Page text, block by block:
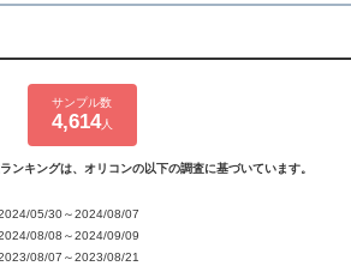
サンプル数
4,614人
ンキングは、オリコンの以下の調査に基づいています。
05/30～2024/08/07
08/08～2024/09/09
08/07～2023/08/21